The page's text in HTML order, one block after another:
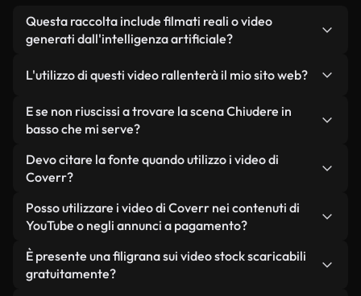
Questa raccolta include filmati reali o video
generati dall'intelligenza artificiale?
da filmati reali, girati da persone, relativi a
Chiudere in basso, e da video generati
dall'intelligenza artificiale. Ogni video è
stai utilizzando.
L'utilizzo di questi video rallenterà il mio sito web?
Non se scegli le nostre versioni ottimizzate.
Offriamo formati leggeri e pronti per il web,
mantengono alta la qualità, riducono al minimo i
tempi di caricamento e migliorano parametri
come LCP.
E se non riuscissi a trovare la scena Chiudere in
basso che mi serve?
Puoi crearne uno all'istante utilizzando Coverr AI
Studio. Ti basta descrivere la scena, ad esempio
genererà in pochi secondi un video personalizzato
in conformità con i nostri standard di licenza.
Devo citare la fonte quando utilizzo i video di
Coverr?
Non è richiesto alcun riconoscimento dell'autore.
Tutti i video presenti nella nostra libreria sono
senza citare il creatore, sebbene sia sempre
gradito.
Posso utilizzare i video di Coverr nei contenuti di
YouTube o negli annunci a pagamento?
Sì. Tutti i filmati di Coverr possono essere utilizzati
in video monetizzati su YouTube, promozioni sui
È presente una filigrana sui video stock scaricabili
gratuitamente?